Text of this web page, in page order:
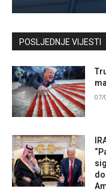
Kontaktirajte nas
POSLJEDNJE VIJESTI
07/